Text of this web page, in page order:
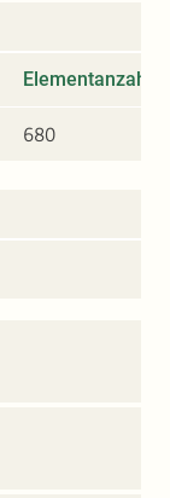
Elementanzahl
680